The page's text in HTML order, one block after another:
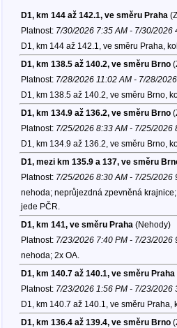
D1, km 144 až 142.1, ve směru Praha
Platnost: 7/30/2026 7:35 AM - 7/30/2026
D1, km 144 až 142.1, ve směru Praha,
D1, km 138.5 až 140.2, ve směru Brno
Platnost: 7/28/2026 11:02 AM - 7/28/
D1, km 138.5 až 140.2, ve směru Brno,
D1, km 134.9 až 136.2, ve směru Brno
Platnost: 7/25/2026 8:33 AM - 7/25/2026
D1, km 134.9 až 136.2, ve směru Brno,
D1, mezi km 135.9 a 137, ve směru
Platnost: 7/25/2026 8:30 AM - 7/25/2026
nehoda; neprůjezdná zpevněná
jede PČR.
D1, km 141, ve směru Praha (Nehody)
Platnost: 7/23/2026 7:40 PM - 7/23/2026
nehoda; 2x OA.
D1, km 140.7 až 140.1, ve směru Praha
Platnost: 7/23/2026 1:56 PM - 7/23/2026
D1, km 140.7 až 140.1, ve směru Praha,
D1, km 136.4 až 139.4, ve směru Brno